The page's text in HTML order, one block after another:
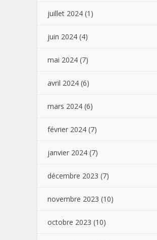
juillet 2024 (1)
juin 2024 (4)
mai 2024 (7)
avril 2024 (6)
mars 2024 (6)
février 2024 (7)
janvier 2024 (7)
décembre 2023 (7)
novembre 2023 (10)
octobre 2023 (10)